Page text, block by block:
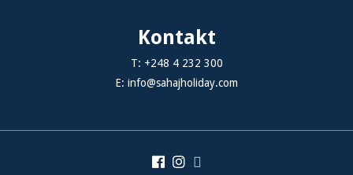
Kontakt
T: +248 4 232 300
E: info@sahajholiday.com